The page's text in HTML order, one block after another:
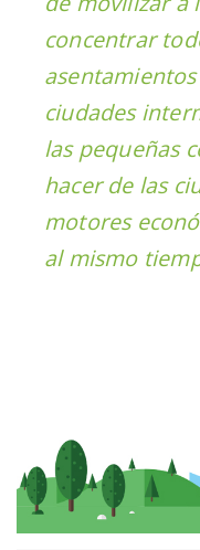
concentrar
ciudades
las pequeñas
hacer de las
motores
al mismo